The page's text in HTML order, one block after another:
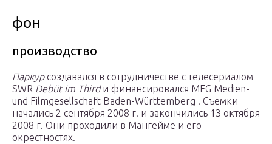
фон
производство
Паркурсоздавался в сотрудничестве с телесериалом
SWR Debüt im Thirdи финансировался MFG Medien-
und Filmgesellschaft Baden-Württemberg . Съемки
начались 2 сентября 2008 г. и закончились 13 октября
2008 г. Они проходили в Мангейме и его
окрестностях.